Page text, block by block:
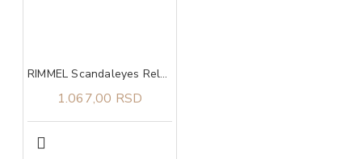
RIMMEL Scandaleyes Reloaded 001 Volume Maskara
1.067,00 RSD